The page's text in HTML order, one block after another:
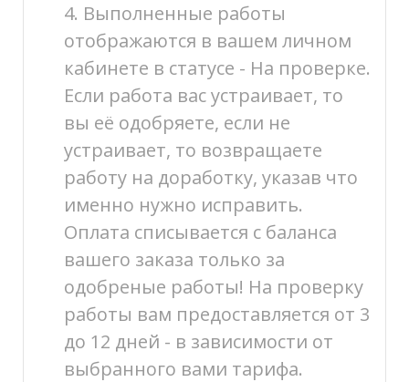
4. Выполненные работы
отображаются в вашем личном
кабинете в статусе - На проверке.
Если работа вас устраивает, то
вы её одобряете, если не
устраивает, то возвращаете
работу на доработку, указав что
именно нужно исправить.
Оплата списывается с баланса
вашего заказа только за
одобреные работы! На проверку
работы вам предоставляется от 3
до 12 дней - в зависимости от
выбранного вами тарифа.